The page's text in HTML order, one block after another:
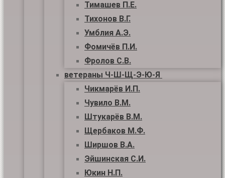
Тимашев П.Е.
Тихонов В.Г.
Умблия А.Э.
Фомичёв П.И.
Фролов С.В.
ветераны Ч-Ш-Щ-Э-Ю-Я
Чикмарёв И.П.
Чувило В.М.
Штукарёв В.М.
Щербаков М.Ф.
Ширшов В.А.
Эйшинская С.И.
Юкин Н.П.